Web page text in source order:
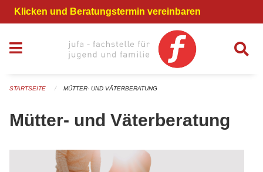
Navigation überspringen
Klicken und Beratungstermin vereinbaren
STARTSEITE MÜTTER- UND VÄTERBERATUNG
Mütter- und Väterberatung